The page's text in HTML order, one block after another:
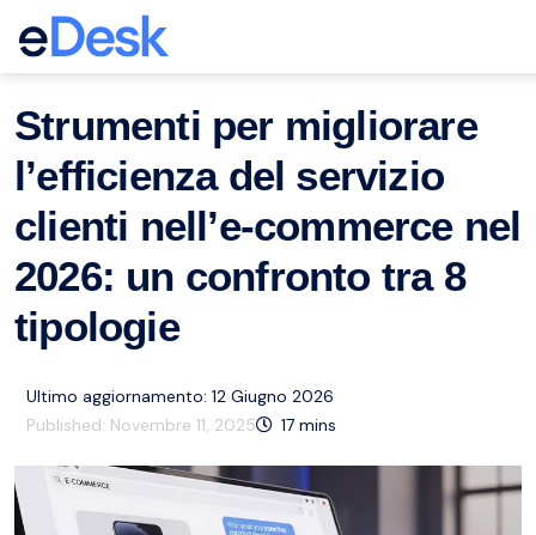
eCommerce Support Central
Strumenti per migliorare
l’efficienza del servizio
clienti nell’e-commerce nel
2026: un confronto tra 8
tipologie
Ultimo aggiornamento: 12 Giugno 2026
Published: Novembre 11, 2025 17 mins